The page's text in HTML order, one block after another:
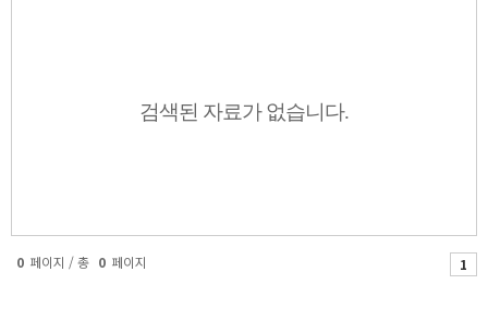
검색된 자료가 없습니다.
0 페이지 / 총 0 페이지 1